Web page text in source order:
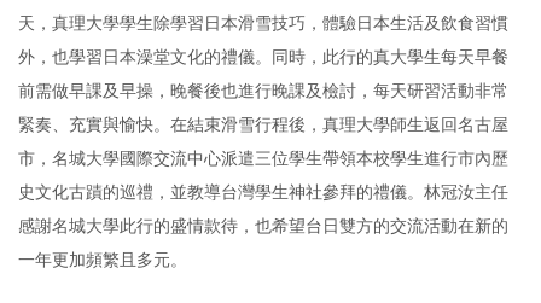
天，真理大學學生除學習日本滑雪技巧，體驗日本生活及飲食習慣
外，也學習日本澡堂文化的禮儀。同時，此行的真大學生每天早餐
前需做早課及早操，晚餐後也進行晚課及檢討，每天研習活動非常
緊奏、充實與愉快。在結束滑雪行程後，真理大學師生返回名古屋
市，名城大學國際交流中心派遣三位學生帶領本校學生進行市內歷
史文化古蹟的巡禮，並教導台灣學生神社參拜的禮儀。林冠汝主任
感謝名城大學此行的盛情款待，也希望台日雙方的交流活動在新的
一年更加頻繁且多元。